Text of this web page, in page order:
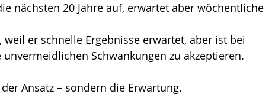
nächsten 20 Jahre auf, erwartet aber wöchentliche
er schnelle Ergebnisse erwartet, aber ist bei
Schwankungen zu akzeptieren.
Ansatz – sondern die Erwartung.